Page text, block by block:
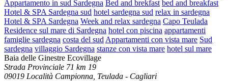
Appartamento in sud Sardegna Bed and brekfast bed and breakfast
Hotel & SPA Sardegna sud hotel sardegna sud relax in sardegna
Hotel & SPA Sardegna Week and relax sardegna Capo Teulada
Residence sul mare di Sardegna hotel con piscina appartamenti
famiglie sardegna costa del sud Appartamenti con vista mare Sud
sardegna villaggio Sardegna stanze con vista mare hotel sul mare
Baia delle Ginestre Ecovillage
Strada Provinciale 71 km 19
09019 Località Campionna, Teulada - Cagliari